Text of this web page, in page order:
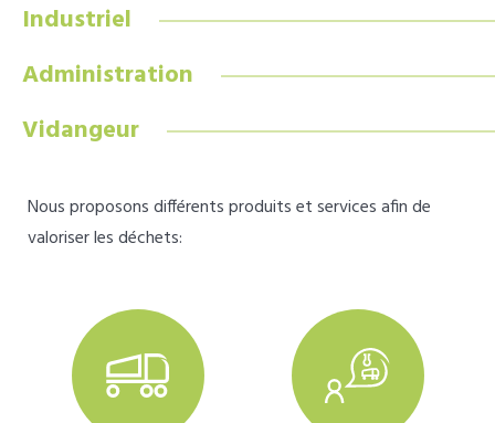
Industriel
Administration
Vidangeur
Nous proposons différents produits et services afin de
valoriser les déchets: